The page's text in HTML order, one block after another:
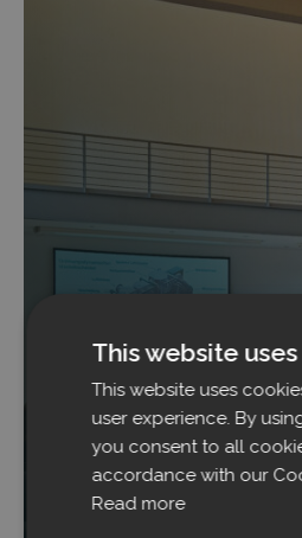
Filtrabit und INperfektion
der Fachtagung
This website
This website uses
user experience. By
you consent to all
accordance with our
Read more